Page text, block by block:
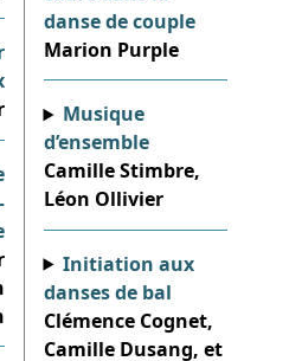
danse de couple
Marion Purple
Musique
d’ensemble
Camille Stimbre,
Léon Ollivier
Initiation aux
danses de bal
Clémence Cognet,
Camille Dusang, et